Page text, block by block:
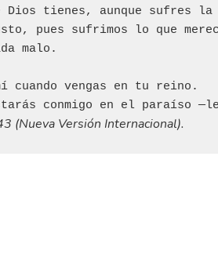
tienes, aunque sufres la
pues sufrimos lo que
malo.
cuando vengas en tu reino.
(Nueva Versión Internacional).